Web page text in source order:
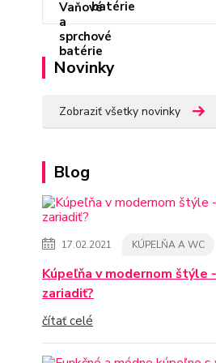
batérie
Novinky
Zobraziť všetky novinky
Blog
17.02.2021 KÚPELŇA A WC
Kúpeľňa v modernom štýle
zariadiť?
čítať celé